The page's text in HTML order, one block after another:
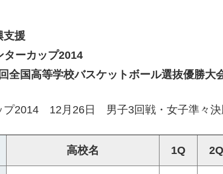
支援
ターカップ2014
全国高等学校バスケットボール選抜優勝大
2014 12月26日 男子3回戦・女子準々
高校名 1Q 2Q